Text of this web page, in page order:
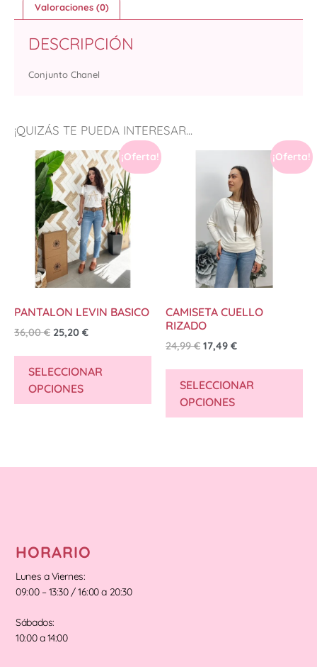
¡QUIZÁS TE PUEDA INTERESAR...
¡Oferta!
PANTALON LEVIN BASICO
36,00€ 25,20 €
SELECCIONAR
OPCIONES
¡Oferta!
CAMISETA CUELLO
RIZADO
24,99€ 17,49 €
SELECCIONAR
OPCIONES
Valoraciones (0)
DESCRIPCIÓN
Conjunto Chanel
HORARIO
Lunes a Viernes:
09:00 – 13:30 / 16:00 a 20:30
Sábados:
10:00 a 14:00